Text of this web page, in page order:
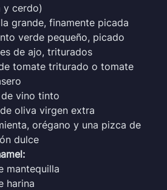
y cerdo)
grande, finamente picada
verde pequeño, picado
de ajo, triturados
tomate triturado o tomate
vino tinto
oliva virgen extra
orégano y una pizca de
dulce
mantequilla
harina